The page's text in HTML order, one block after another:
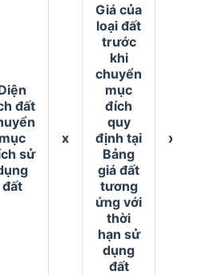
đất
mục
sử
đất
x
Giá của
loại đất
trước
khi
chuyển
mục
đích
quy
định tại
Bảng
giá đất
tương
ứng với
thời
hạn sử
dụng
đất
x